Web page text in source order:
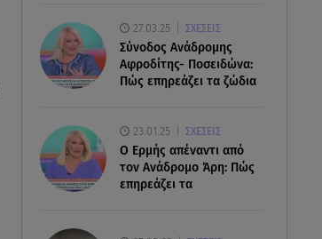
27.03.25 ΣΧΕΣΕΙΣ
Σύνοδος Ανάδρομης
Αφροδίτης- Ποσειδώνα:
Πώς επηρεάζει τα ζώδια
23.01.25 ΣΧΕΣΕΙΣ
Ο Ερμής απέναντι από
τον Ανάδρομο Άρη: Πώς
επηρεάζει τα